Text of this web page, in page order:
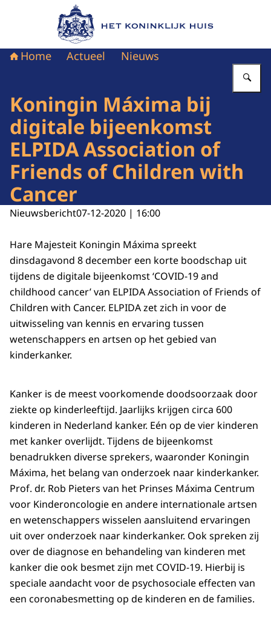
Naar de homepage van Het Koninklijk Huis
Home Actueel Nieuws
Koningin Máxima bij
digitale bijeenkomst
ELPIDA Association of
Friends of Children with
Cancer
Nieuwsbericht07-12-2020 | 16:00
Hare Majesteit Koningin Máxima spreekt
dinsdagavond 8 december een korte boodschap uit
tijdens de digitale bijeenkomst ‘COVID-19 and
childhood cancer’ van ELPIDA Association of Friends of
Children with Cancer. ELPIDA zet zich in voor de
uitwisseling van kennis en ervaring tussen
wetenschappers en artsen op het gebied van
kinderkanker.
Kanker is de meest voorkomende doodsoorzaak door
ziekte op kinderleeftijd. Jaarlijks krijgen circa 600
kinderen in Nederland kanker. Eén op de vier kinderen
met kanker overlijdt. Tijdens de bijeenkomst
benadrukken diverse sprekers, waaronder Koningin
Máxima, het belang van onderzoek naar kinderkanker.
Prof. dr. Rob Pieters van het Prinses Máxima Centrum
voor Kinderoncologie en andere internationale artsen
en wetenschappers wisselen aansluitend ervaringen
uit over onderzoek naar kinderkanker. Ook spreken zij
over de diagnose en behandeling van kinderen met
kanker die ook besmet zijn met COVID-19. Hierbij is
speciale aandacht voor de psychosociale effecten van
een coronabesmetting op de kinderen en de families.